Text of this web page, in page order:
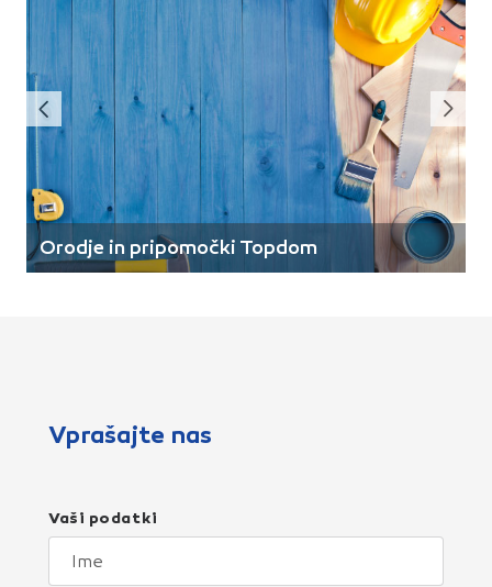
Orodje in pripomočki Topdom
Vprašajte nas
Vaši podatki